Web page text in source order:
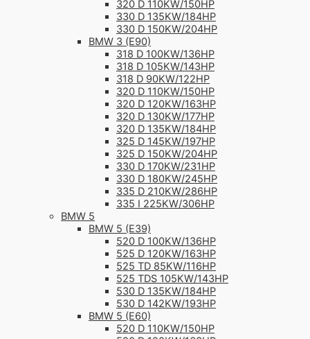
320 D 110KW/150HP
330 D 135KW/184HP
330 D 150KW/204HP
BMW 3 (E90)
318 D 100KW/136HP
318 D 105KW/143HP
318 D 90KW/122HP
320 D 110KW/150HP
320 D 120KW/163HP
320 D 130KW/177HP
320 D 135KW/184HP
325 D 145KW/197HP
325 D 150KW/204HP
330 D 170KW/231HP
330 D 180KW/245HP
335 D 210KW/286HP
335 I 225KW/306HP
BMW 5
BMW 5 (E39)
520 D 100KW/136HP
525 D 120KW/163HP
525 TD 85KW/116HP
525 TDS 105KW/143HP
530 D 135KW/184HP
530 D 142KW/193HP
BMW 5 (E60)
520 D 110KW/150HP